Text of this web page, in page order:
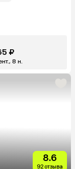
₽
8 н.
8.6
92 отзыва